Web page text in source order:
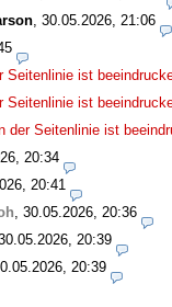
30.05.2026, 21:06
Seitenlinie ist
Seitenlinie ist
der Seitenlinie ist
20:34
20:41
30.05.2026, 20:36
20:39
20:39